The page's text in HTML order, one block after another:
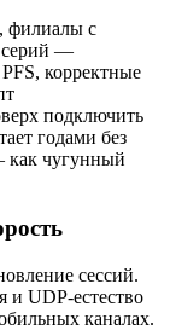
филиалы с
серий —
корректные
подключить
годами без
как чугунный
сессий.
и UDP-естество
каналах.